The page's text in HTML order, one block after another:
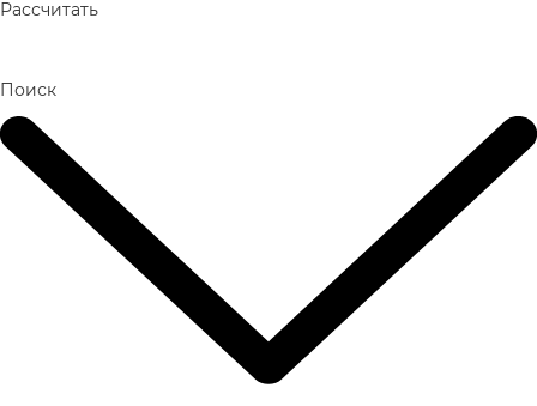
Рассчитать
Поиск